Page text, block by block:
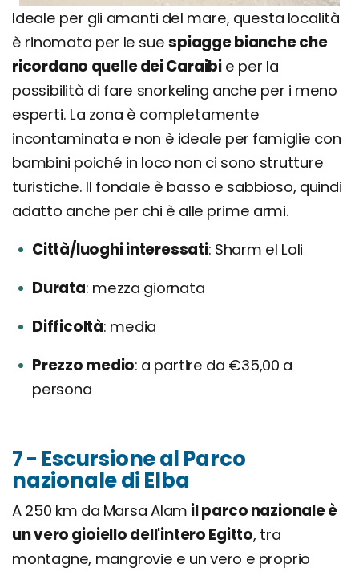
Ideale per gli amanti del mare, questa località
è rinomata per le suespiagge bianche che
ricordano quelle dei Caraibie per la
possibilità di fare snorkeling anche per i meno
esperti. La zona è completamente
incontaminata e non è ideale per famiglie con
bambini poiché in loco non ci sono strutture
turistiche. Il fondale è basso e sabbioso, quindi
adatto anche per chi è alle prime armi.
Città/luoghi interessati Sharm el Loli
Durata mezza giornata
Difficoltà media
Prezzo medio a partire da €35,00 a
persona
7 - Escursione al Parco
nazionale di Elba
A 250 km da Marsa Alam il parco nazionale è
un vero gioiello dell'intero Egitto, tra
montagne, mangrovie e un vero e proprio